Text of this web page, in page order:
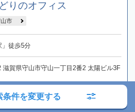
りのオフィス
市
徒歩5分
滋賀県守山市守山一丁目2番2 太陽ビル3F
条件を変更する